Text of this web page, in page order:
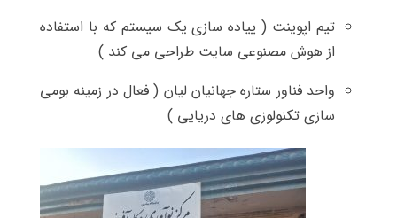
تیم اپوینت ( پیاده سازی یک سیستم که با استفاده
از هوش مصنوعی سایت طراحی می کند )
واحد فناور ستاره جهانیان لیان ( فعال در زمینه بومی
سازی تکنولوزی های دریایی )